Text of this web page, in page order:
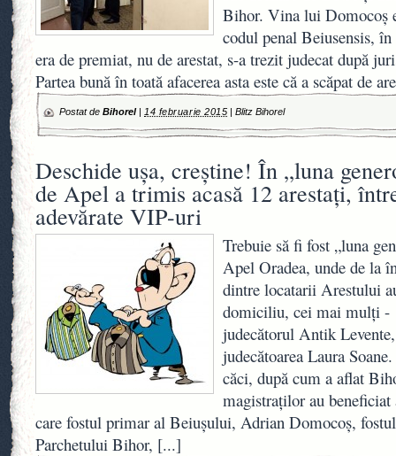
Bihor. Vina lui Domocoş
codul penal Beiusensis,
era de premiat, nu de arestat, s-a trezit judecat după
Partea bună în toată afacerea asta este că a scăpat de
Postat de Bihorel| 14 februarie 2015 |Blitz Bihorel
Deschide uşa, creştine! În „luna
de Apel a trimis acasă 12 arestaţi,
adevărate VIP-uri
Trebuie să fi fost „luna
Apel Oradea, unde de la
dintre locatarii Arestului
domiciliu, cei mai mulţi -
judecătorul Antik
judecătoarea Laura
căci, după cum a aflat
magistraţilor au
care fostul primar al Beiuşului, Adrian Domocoş,
Parchetului Bihor, [...]